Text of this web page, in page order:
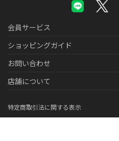
会員サービス
ショッピングガイド
お問い合わせ
店舗について
特定商取引法に関する表示